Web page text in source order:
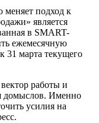
меняет подход к
является
в SMART-
ежемесячную
31 марта текущего
работы и
домыслов. Именно
усилия на